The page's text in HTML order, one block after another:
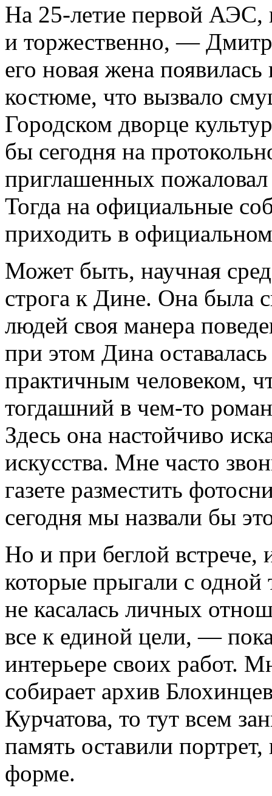
На 25-летие первой АЭС,
и торжественно, —
его новая жена
костюме, что вызвало
Городском дворце
бы сегодня на
приглашенных
Тогда на официальные
приходить в
Может быть, научная
строга к Дине. Она была
людей своя манера
при этом Дина
практичным человеком,
тогдашний в чем-то
Здесь она настойчиво
искусства. Мне часто
газете разместить
сегодня мы назвали бы
Но и при беглой встрече,
которые прыгали с
не касалась личных
все к единой цели, —
интерьере своих работ.
собирает архив
Курчатова, то тут всем
память оставили
форме.